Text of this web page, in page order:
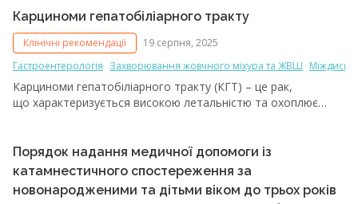
та збільшенням вживання алкоголю і водночас
покращенням лікування інфекцій, викликаних вірусами
гепатитів В і С, епідеміологія і наслідки ЦП змінюються.
Карциноми гепатобіліарного тракту
Клінічні рекомендації
19 серпня, 2025
Гастроентерологія Захворювання жовчного міхура та ЖВШ
Карциноми гепатобіліарного тракту (КГТ) – це рак,
що характеризується високою летальністю та охоплює
(внутрішньопечінкова і позапечінкова холангіокарцинома
(ХК)) та жовчному міхурі. ХК охоплюють усі пухлини, що
походять з епітелію жовчних протоків.
Порядок надання медичної допомоги із
катамнестичного спостереження за
новонародженими та дітьми віком до трьох років